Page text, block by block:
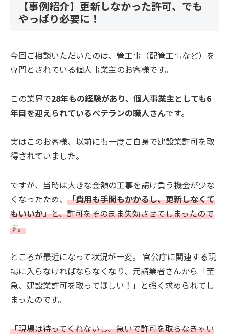
【事例紹介】更新しなかった許可、でも
やっぱり必要に！
今回ご相談いただいたのは、管工事（配管工事など）を
専門とされている個人事業主のお客様です。
この業界で28年もの経験があり、個人事業主としても6
年目を迎えられているベテランの職人さんです。
実はこのお客様、以前にも一度ご自身で建設業許可を取
得されていました。
ですが、当時は大きな金額の工事を請け負う機会が少な
くなったため、 「費用も手間もかかるし、更新しなくて
もいいか」と、許可をそのまま失効させてしまったので
す。
ところが最近になって状況が一変。 官公庁に関連する現
場に入らなければならなくなり、元請業者さんから「至
急、建設業許可を取ってほしい！」と強く求められてし
まったのです。
「現場は待ってくれないし、急いで許可を取らなきゃい